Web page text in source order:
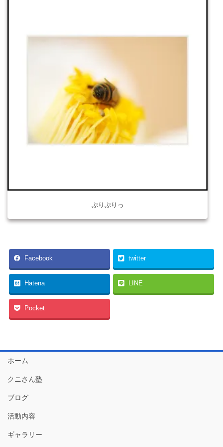
ぷりぷりっ
Facebook twitter
Hatena LINE
Pocket
ホーム
クニさん塾
ブログ
活動内容
ギャラリー